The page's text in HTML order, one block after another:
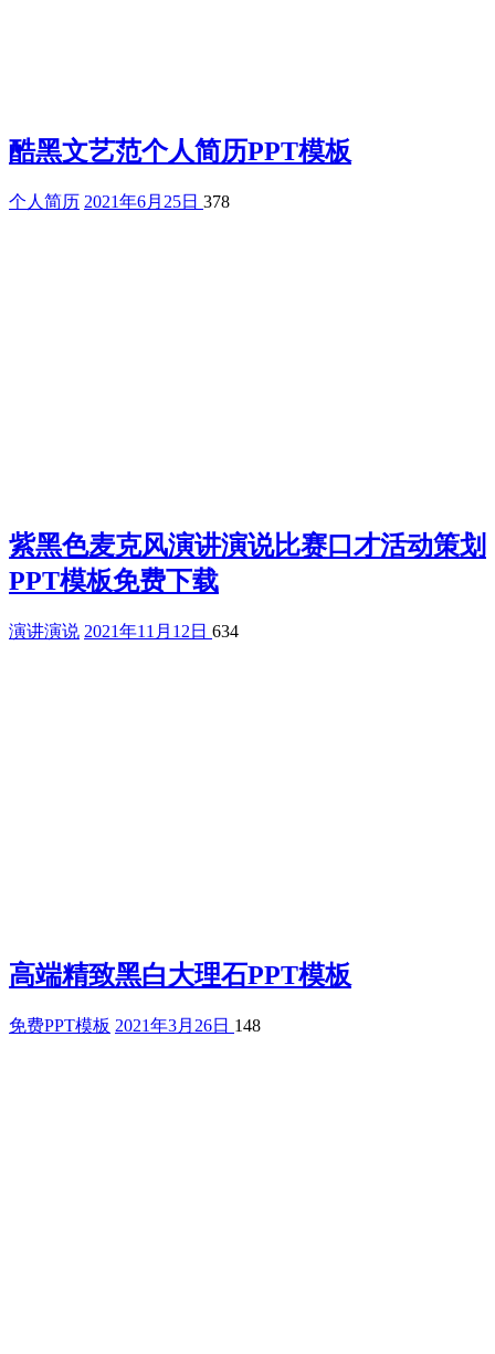
酷黑文艺范个人简历PPT模板
个人简历 2021年6月25日 378
紫黑色麦克风演讲演说比赛口才活动策划
PPT模板免费下载
演讲演说 2021年11月12日 634
高端精致黑白大理石PPT模板
免费PPT模板 2021年3月26日 148